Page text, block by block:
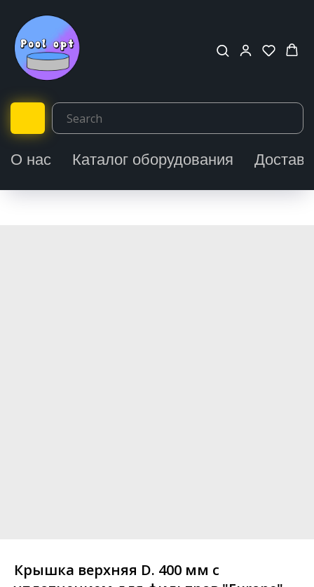
О нас Каталог оборудования
Крышка верхняя D. 400 мм с